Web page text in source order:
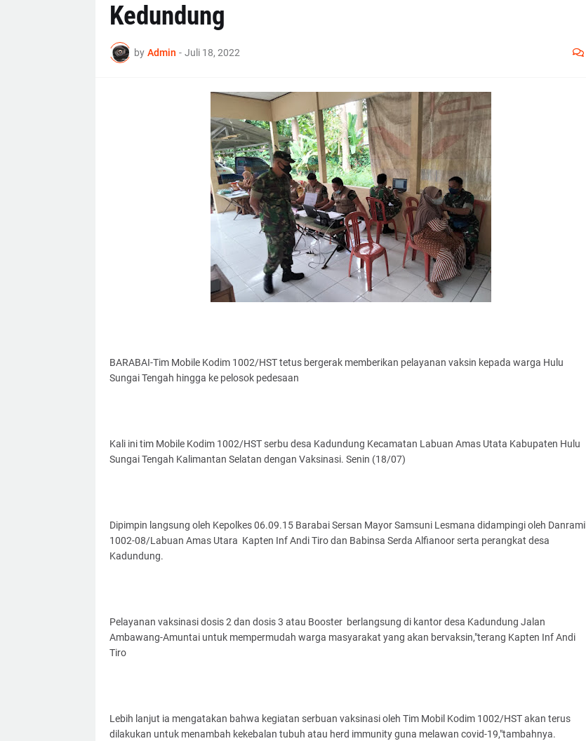
Kedundung
by Admin - Juli 18, 2022
BARABAI-Tim Mobile Kodim 1002/HST tetus bergerak memberikan pelayanan vaksin kepada warga Hulu
Sungai Tengah hingga ke pelosok pedesaan
Kali ini tim Mobile Kodim 1002/HST serbu desa Kadundung Kecamatan Labuan Amas Utata Kabupaten Hulu
Sungai Tengah Kalimantan Selatan dengan Vaksinasi. Senin (18/07)
Dipimpin langsung oleh Kepolkes 06.09.15 Barabai Sersan Mayor Samsuni Lesmana didampingi oleh Danramil
1002-08/Labuan Amas Utara Kapten Inf Andi Tiro dan Babinsa Serda Alfianoor serta perangkat desa
Kadundung.
Pelayanan vaksinasi dosis 2 dan dosis 3 atau Booster berlangsung di kantor desa Kadundung Jalan
Ambawang-Amuntai untuk mempermudah warga masyarakat yang akan bervaksin,"terang Kapten Inf Andi
Tiro
Lebih lanjut ia mengatakan bahwa kegiatan serbuan vaksinasi oleh Tim Mobil Kodim 1002/HST akan terus
dilakukan untuk menambah kekebalan tubuh atau herd immunity guna melawan covid-19,"tambahnya.